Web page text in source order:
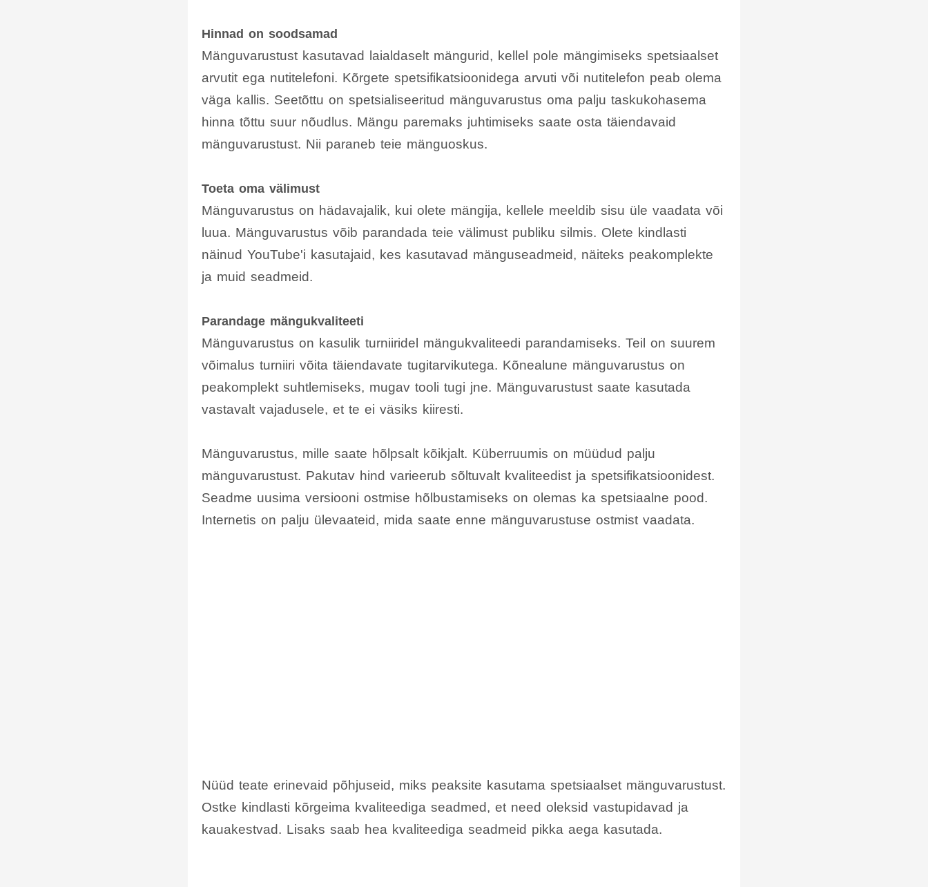
Hinnad on soodsamad
Mänguvarustust kasutavad laialdaselt mängurid, kellel pole mängimiseks spetsiaalset
arvutit ega nutitelefoni. Kõrgete spetsifikatsioonidega arvuti või nutitelefon peab olema
väga kallis. Seetõttu on spetsialiseeritud mänguvarustus oma palju taskukohasema
hinna tõttu suur nõudlus. Mängu paremaks juhtimiseks saate osta täiendavaid
mänguvarustust. Nii paraneb teie mänguoskus.
Toeta oma välimust
Mänguvarustus on hädavajalik, kui olete mängija, kellele meeldib sisu üle vaadata või
luua. Mänguvarustus võib parandada teie välimust publiku silmis. Olete kindlasti
näinud YouTube'i kasutajaid, kes kasutavad mänguseadmeid, näiteks peakomplekte
ja muid seadmeid.
Parandage mängukvaliteeti
Mänguvarustus on kasulik turniiridel mängukvaliteedi parandamiseks. Teil on suurem
võimalus turniiri võita täiendavate tugitarvikutega. Kõnealune mänguvarustus on
peakomplekt suhtlemiseks, mugav tooli tugi jne. Mänguvarustust saate kasutada
vastavalt vajadusele, et te ei väsiks kiiresti.
Mänguvarustus, mille saate hõlpsalt kõikjalt. Küberruumis on müüdud palju
mänguvarustust. Pakutav hind varieerub sõltuvalt kvaliteedist ja spetsifikatsioonidest.
Seadme uusima versiooni ostmise hõlbustamiseks on olemas ka spetsiaalne pood.
Internetis on palju ülevaateid, mida saate enne mänguvarustuse ostmist vaadata.
Nüüd teate erinevaid põhjuseid, miks peaksite kasutama spetsiaalset mänguvarustust.
Ostke kindlasti kõrgeima kvaliteediga seadmed, et need oleksid vastupidavad ja
kauakestvad. Lisaks saab hea kvaliteediga seadmeid pikka aega kasutada.